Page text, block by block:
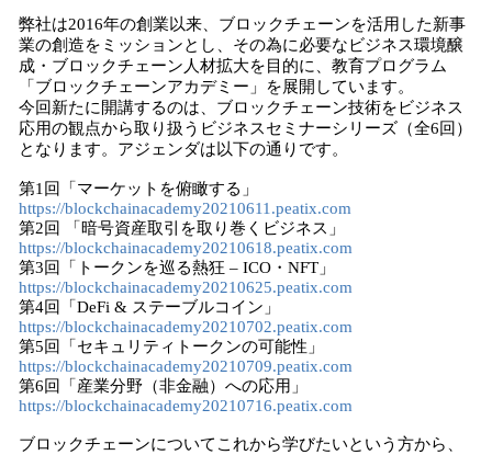
弊社は2016年の創業以来、ブロックチェーンを活用した新事
業の創造をミッションとし、その為に必要なビジネス環境醸
成・ブロックチェーン人材拡大を目的に、教育プログラム
「ブロックチェーンアカデミー」を展開しています。
今回新たに開講するのは、ブロックチェーン技術をビジネス
応用の観点から取り扱うビジネスセミナーシリーズ（全6回）
となります。アジェンダは以下の通りです。
第1回「マーケットを俯瞰する」
https://blockchainacademy20210611.peatix.com
第2回 「暗号資産取引を取り巻くビジネス」
https://blockchainacademy20210618.peatix.com
第3回「トークンを巡る熱狂 – ICO・NFT」
https://blockchainacademy20210625.peatix.com
第4回「DeFi & ステーブルコイン」
https://blockchainacademy20210702.peatix.com
第5回「セキュリティトークンの可能性」
https://blockchainacademy20210709.peatix.com
第6回「産業分野（非金融）への応用」
https://blockchainacademy20210716.peatix.com
ブロックチェーンについてこれから学びたいという方から、